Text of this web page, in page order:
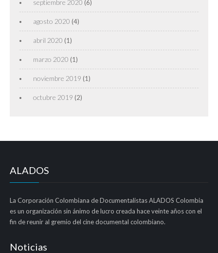
septiembre 2020 (6)
agosto 2020 (4)
abril 2020 (1)
marzo 2020 (1)
noviembre 2019 (1)
octubre 2019 (2)
ALADOS
La Corporación Colombiana de Documentalistas ALADOS Colombia
es un organización sin ánimo de lucro creada hace veinte años con el
fin de reunir al gremio del cine documental colombiano.
Noticias